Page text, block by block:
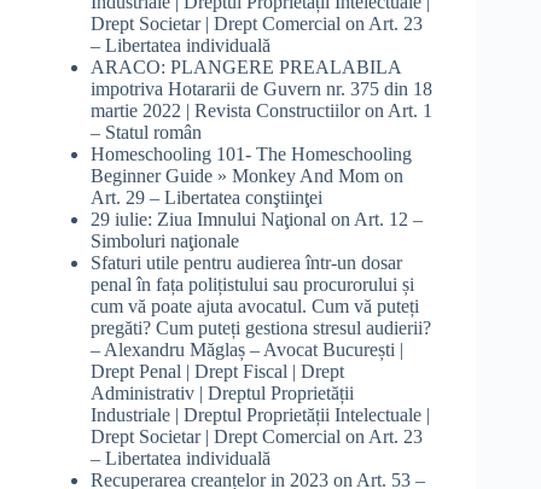
Drept Societar | Drept Comercial on Art. 23
– Libertatea individuală
ARACO: PLANGERE PREALABILA
impotriva Hotararii de Guvern nr. 375 din 18
martie 2022 | Revista Constructiiloron Art. 1
– Statul român
Homeschooling 101- The Homeschooling
Beginner Guide » Monkey And Mom on
Art. 29 – Libertatea conştiinţei
29 iulie: Ziua Imnului Naţional on Art. 12 –
Simboluri naţionale
Sfaturi utile pentru audierea într-un dosar
penal în fața polițistului sau procurorului și
cum vă poate ajuta avocatul. Cum vă puteți
pregăti? Cum puteți gestiona stresul audierii?
– Alexandru Măglaș – Avocat București |
Drept Penal | Drept Fiscal | Drept
Administrativ | Dreptul Proprietății
Industriale | Dreptul Proprietății Intelectuale |
Drept Societar | Drept Comercial on Art. 23
– Libertatea individuală
Recuperarea creanțelor in 2023 on Art. 53 –